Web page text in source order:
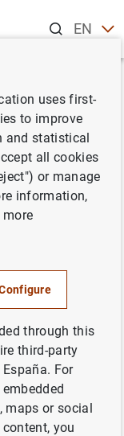
ENES
, Pilar
Gabarainand
uses first-
to improve
and statistical
all cookies
or manage
information,
through this
third-party
For
maps or social
you